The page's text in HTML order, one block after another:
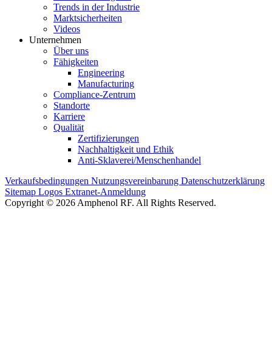
Trends in der Industrie
Marktsicherheiten
Videos
Unternehmen
Über uns
Fähigkeiten
Engineering
Manufacturing
Compliance-Zentrum
Standorte
Karriere
Qualität
Zertifizierungen
Nachhaltigkeit und Ethik
Anti-Sklaverei/Menschenhandel
Verkaufsbedingungen Nutzungsvereinbarung Datenschutzerklärung
Sitemap Logos Extranet-Anmeldung
Copyright © 2026 Amphenol RF. All Rights Reserved.